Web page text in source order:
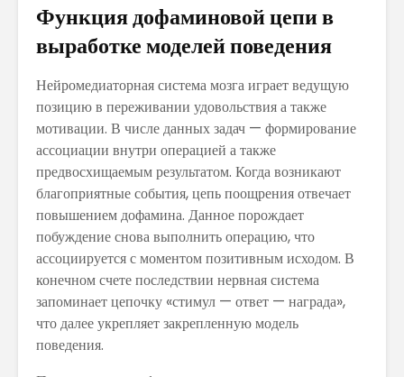
Функция дофаминовой цепи в
выработке моделей поведения
Нейромедиаторная система мозга играет ведущую
позицию в переживании удовольствия а также
мотивации. В числе данных задач — формирование
ассоциации внутри операцией а также
предвосхищаемым результатом. Когда возникают
благоприятные события, цепь поощрения отвечает
повышением дофамина. Данное порождает
побуждение снова выполнить операцию, что
ассоциируется с моментом позитивным исходом. В
конечном счете последствии нервная система
запоминает цепочку «стимул — ответ — награда»,
что далее укрепляет закрепленную модель
поведения.